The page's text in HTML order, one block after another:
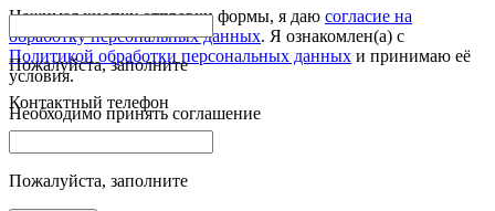
Нажимая кнопку отправки формы, я даю согласие на
обработку персональных данных. Я ознакомлен(а) с
Политикой обработки персональных данных и принимаю её
условия.
Необходимо принять соглашение
Пожалуйста, заполните
Контактный телефон
Пожалуйста, заполните